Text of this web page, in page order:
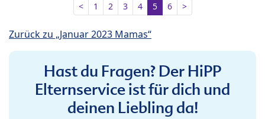
< 1 2 3 4 5 6 >
Zurück zu „Januar 2023 Mamas“
Hast du Fragen? Der HiPP
Elternservice ist für dich und
deinen Liebling da!